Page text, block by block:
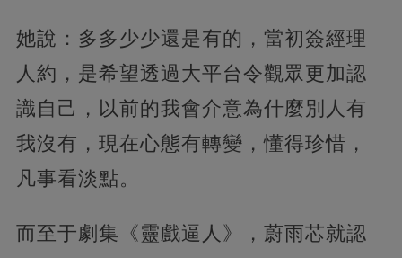
她說：多多少少還是有的，當初簽經理
人約，是希望透過大平台令觀眾更加認
識自己，以前的我會介意為什麼別人有
我沒有，現在心態有轉變，懂得珍惜，
凡事看淡點。
而至于劇集《靈戲逼人》，蔚雨芯就認